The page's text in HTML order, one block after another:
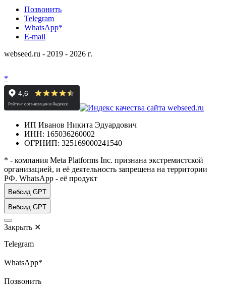
Позвонить
Telegram
WhatsApp*
E-mail
webseed.ru - 2019 - 2026 г.
*
ИП Иванов Никита Эдуардович
ИНН: 165036260002
ОГРНИП: 325169000241540
* - компания Meta Platforms Inc. признана экстремистской
организацией, и её деятельность запрещена на территории
РФ. WhatsApp - её продукт
Вебсид GPT
Вебсид GPT
Закрыть ✕
Telegram
WhatsApp*
Позвонить